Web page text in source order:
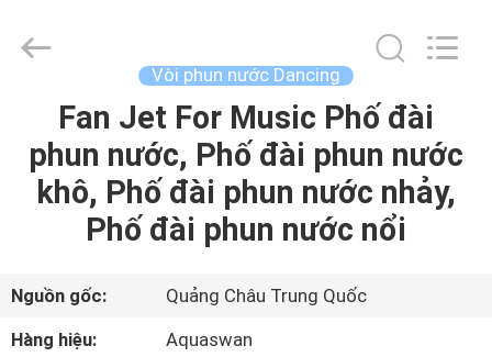
TRANG
CHỦ
PHẨM
aquaswan
water
Vòi phun nước Dancing
Fan Jet For Music Phố đài
phun nước, Phố đài phun nước
khô, Phố đài phun nước nhảy,
Phố đài phun nước nổi
Nguồn gốc:
Quảng Châu Trung Quốc
Hàng hiệu:
Aquaswan